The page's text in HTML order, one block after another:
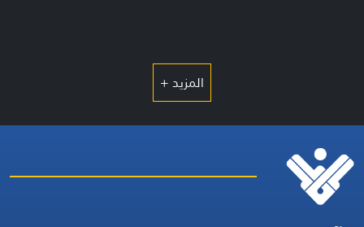
المزيد +